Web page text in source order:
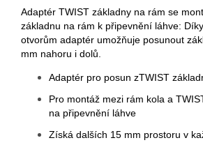
Adaptér TWIST základny na rám se
základnu na rám k připevnění láhve:
otvorům adaptér umožňuje posunout
mm nahoru i dolů.
Adaptér pro posun zTWIST
Pro montáž mezi rám kola a
na připevnění láhve
Získá dalších 15 mm prostoru v